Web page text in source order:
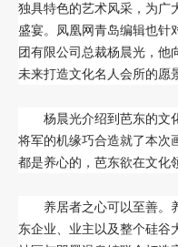
独具特色的艺术风采，为广
盛宴。凤凰网青岛编辑也针
团有限公司总裁杨晨光，他
未来打造文化名人会所的愿
杨晨光介绍到芭东的文
将军的机缘巧合造就了本次
都是养心的，芭东欲在文化
养居者之心可以至善。
东企业、业主以及整个硅谷